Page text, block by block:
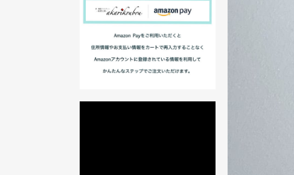
2026.7.29
アクセサリーは数多くあ
りますが、本当に長く大
切にしたいと思えるもの
は意外と多くありませ